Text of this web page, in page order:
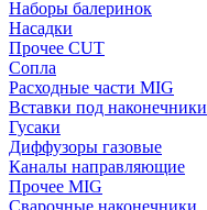
Наборы балеринок
Насадки
Прочее CUT
Сопла
Расходные части MIG
Вставки под наконечники
Гусаки
Диффузоры газовые
Каналы направляющие
Прочее MIG
Сварочные наконечники